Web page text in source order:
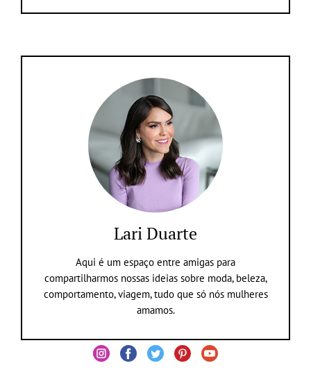
Lari Duarte
Aqui é um espaço entre amigas para
compartilharmos nossas ideias sobre moda, beleza,
comportamento, viagem, tudo que só nós mulheres
amamos.